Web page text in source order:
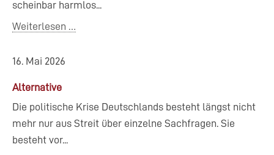
scheinbar harmlos...
Weiterlesen …
16. Mai 2026
Alternative
Die politische Krise Deutschlands besteht längst nicht
mehr nur aus Streit über einzelne Sachfragen. Sie
besteht vor...